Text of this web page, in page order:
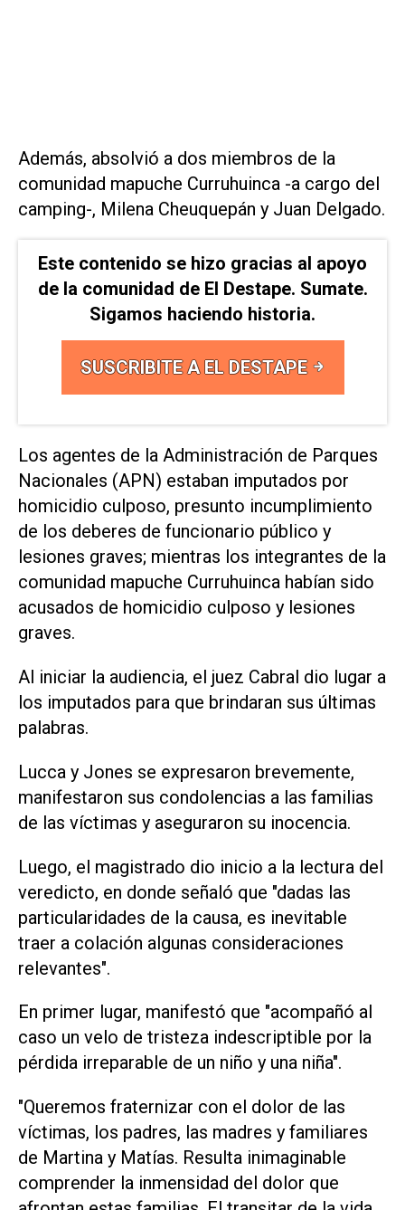
Además, absolvió a dos miembros de la
comunidad mapuche Curruhuinca -a cargo del
camping-, Milena Cheuquepán y Juan Delgado.
Este contenido se hizo gracias al apoyo
de la comunidad de El Destape. Sumate.
Sigamos haciendo historia.
SUSCRIBITE A EL DESTAPE
Los agentes de la Administración de Parques
Nacionales (APN) estaban imputados por
homicidio culposo, presunto incumplimiento
de los deberes de funcionario público y
lesiones graves; mientras los integrantes de la
comunidad mapuche Curruhuinca habían sido
acusados de homicidio culposo y lesiones
graves.
Al iniciar la audiencia, el juez Cabral dio lugar a
los imputados para que brindaran sus últimas
palabras.
Lucca y Jones se expresaron brevemente,
manifestaron sus condolencias a las familias
de las víctimas y aseguraron su inocencia.
Luego, el magistrado dio inicio a la lectura del
veredicto, en donde señaló que "dadas las
particularidades de la causa, es inevitable
traer a colación algunas consideraciones
relevantes".
En primer lugar, manifestó que "acompañó al
caso un velo de tristeza indescriptible por la
pérdida irreparable de un niño y una niña".
"Queremos fraternizar con el dolor de las
víctimas, los padres, las madres y familiares
de Martina y Matías. Resulta inimaginable
comprender la inmensidad del dolor que